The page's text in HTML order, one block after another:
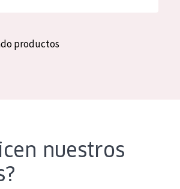
productos
nuestros